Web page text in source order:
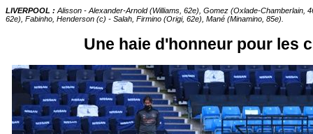
LIVERPOOL : Alisson - Alexander-Arnold (Williams, 62e), Gomez (Oxlade-Chamberlain,
62e), Fabinho, Henderson (c) - Salah, Firmino (Origi, 62e), Mané (Minamino, 85e).
Une haie d'honneur pour les